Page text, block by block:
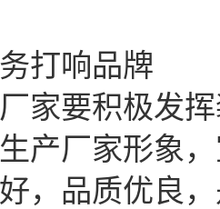
打响品牌
家要积极发
产厂家形象
，品质优良